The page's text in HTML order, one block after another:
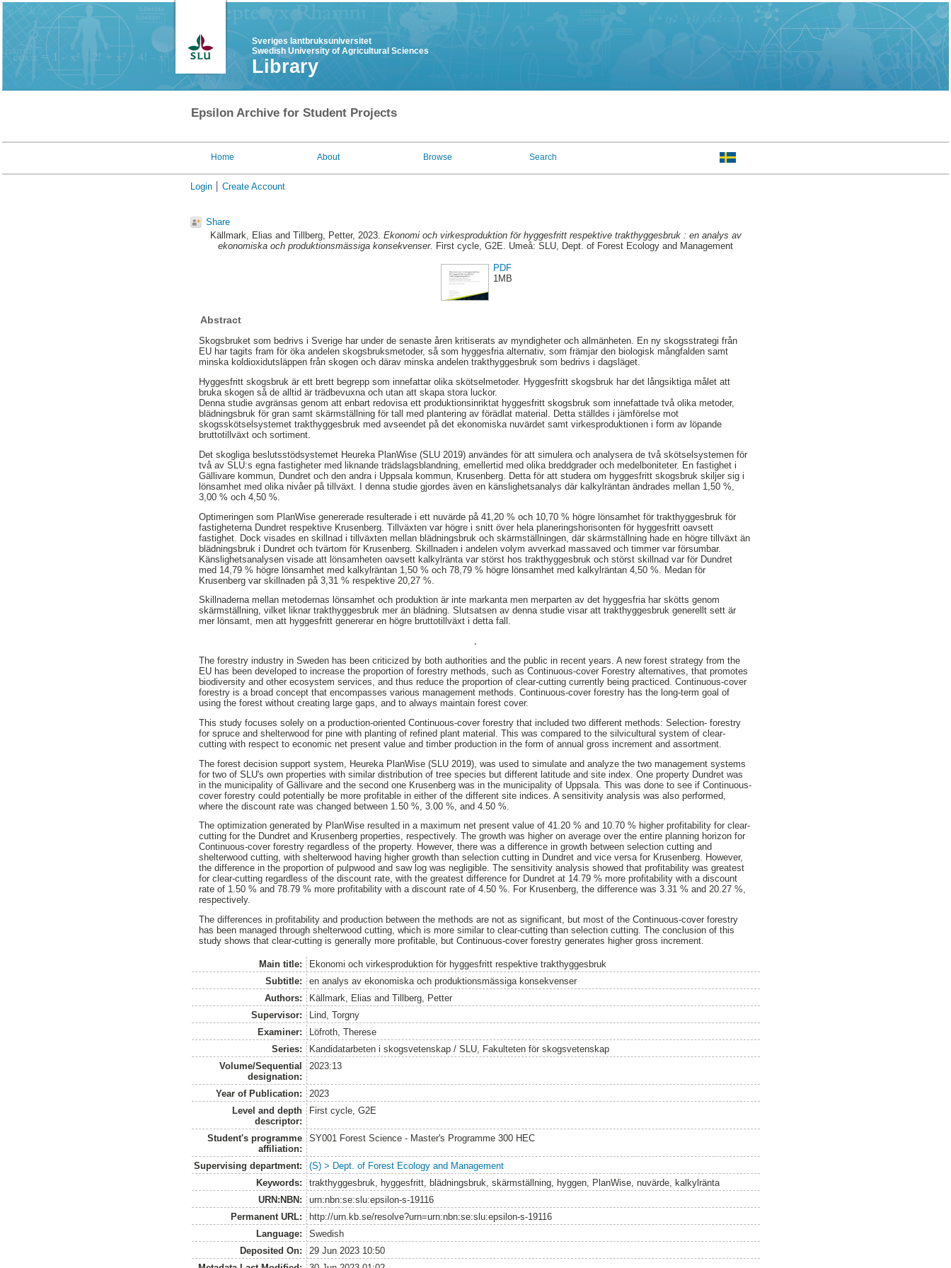
Sveriges lantbruksuniversitet
Swedish University of Agricultural Sciences
Library
Epsilon Archive for Student Projects
Home About Browse Search
Login Create Account
Share
Källmark, Elias and Tillberg, Petter, 2023. Ekonomi och virkesproduktion för hyggesfritt respektive trakthyggesbruk : en analys av
ekonomiska och produktionsmässiga konsekvenser. First cycle, G2E. Umeå: SLU, Dept. of Forest Ecology and Management
PDF
1MB
Abstract
Skogsbruket som bedrivs i Sverige har under de senaste åren kritiserats av myndigheter och allmänheten. En ny skogsstrategi från
EU har tagits fram för öka andelen skogsbruksmetoder, så som hyggesfria alternativ, som främjar den biologisk mångfalden samt
minska koldioxidutsläppen från skogen och därav minska andelen trakthyggesbruk som bedrivs i dagsläget.
Hyggesfritt skogsbruk är ett brett begrepp som innefattar olika skötselmetoder. Hyggesfritt skogsbruk har det långsiktiga målet att
bruka skogen så de alltid är trädbevuxna och utan att skapa stora luckor.
Denna studie avgränsas genom att enbart redovisa ett produktionsinriktat hyggesfritt skogsbruk som innefattade två olika metoder,
blädningsbruk för gran samt skärmställning för tall med plantering av förädlat material. Detta ställdes i jämförelse mot
skogsskötselsystemet trakthyggesbruk med avseendet på det ekonomiska nuvärdet samt virkesproduktionen i form av löpande
bruttotillväxt och sortiment.
Det skogliga beslutsstödsystemet Heureka PlanWise (SLU 2019) användes för att simulera och analysera de två skötselsystemen för
två av SLU:s egna fastigheter med liknande trädslagsblandning, emellertid med olika breddgrader och medelboniteter. En fastighet i
Gällivare kommun, Dundret och den andra i Uppsala kommun, Krusenberg. Detta för att studera om hyggesfritt skogsbruk skiljer sig i
lönsamhet med olika nivåer på tillväxt. I denna studie gjordes även en känslighetsanalys där kalkylräntan ändrades mellan 1,50 %,
3,00 % och 4,50 %.
Optimeringen som PlanWise genererade resulterade i ett nuvärde på 41,20 % och 10,70 % högre lönsamhet för trakthyggesbruk för
fastigheterna Dundret respektive Krusenberg. Tillväxten var högre i snitt över hela planeringshorisonten för hyggesfritt oavsett
fastighet. Dock visades en skillnad i tillväxten mellan blädningsbruk och skärmställningen, där skärmställning hade en högre tillväxt än
blädningsbruk i Dundret och tvärtom för Krusenberg. Skillnaden i andelen volym avverkad massaved och timmer var försumbar.
Känslighetsanalysen visade att lönsamheten oavsett kalkylränta var störst hos trakthyggesbruk och störst skillnad var för Dundret
med 14,79 % högre lönsamhet med kalkylräntan 1,50 % och 78,79 % högre lönsamhet med kalkylräntan 4,50 %. Medan för
Krusenberg var skillnaden på 3,31 % respektive 20,27 %.
Skillnaderna mellan metodernas lönsamhet och produktion är inte markanta men merparten av det hyggesfria har skötts genom
skärmställning, vilket liknar trakthyggesbruk mer än blädning. Slutsatsen av denna studie visar att trakthyggesbruk generellt sett är
mer lönsamt, men att hyggesfritt genererar en högre bruttotillväxt i detta fall.
,
The forestry industry in Sweden has been criticized by both authorities and the public in recent years. A new forest strategy from the
EU has been developed to increase the proportion of forestry methods, such as Continuous-cover Forestry alternatives, that promotes
biodiversity and other ecosystem services, and thus reduce the proportion of clear-cutting currently being practiced. Continuous-cover
forestry is a broad concept that encompasses various management methods. Continuous-cover forestry has the long-term goal of
using the forest without creating large gaps, and to always maintain forest cover.
This study focuses solely on a production-oriented Continuous-cover forestry that included two different methods: Selection- forestry
for spruce and shelterwood for pine with planting of refined plant material. This was compared to the silvicultural system of clear-
cutting with respect to economic net present value and timber production in the form of annual gross increment and assortment.
The forest decision support system, Heureka PlanWise (SLU 2019), was used to simulate and analyze the two management systems
for two of SLU's own properties with similar distribution of tree species but different latitude and site index. One property Dundret was
in the municipality of Gällivare and the second one Krusenberg was in the municipality of Uppsala. This was done to see if Continuous-
cover forestry could potentially be more profitable in either of the different site indices. A sensitivity analysis was also performed,
where the discount rate was changed between 1.50 %, 3.00 %, and 4.50 %.
The optimization generated by PlanWise resulted in a maximum net present value of 41.20 % and 10.70 % higher profitability for clear-
cutting for the Dundret and Krusenberg properties, respectively. The growth was higher on average over the entire planning horizon for
Continuous-cover forestry regardless of the property. However, there was a difference in growth between selection cutting and
shelterwood cutting, with shelterwood having higher growth than selection cutting in Dundret and vice versa for Krusenberg. However,
the difference in the proportion of pulpwood and saw log was negligible. The sensitivity analysis showed that profitability was greatest
for clear-cutting regardless of the discount rate, with the greatest difference for Dundret at 14.79 % more profitability with a discount
rate of 1.50 % and 78.79 % more profitability with a discount rate of 4.50 %. For Krusenberg, the difference was 3.31 % and 20.27 %,
respectively.
The differences in profitability and production between the methods are not as significant, but most of the Continuous-cover forestry
has been managed through shelterwood cutting, which is more similar to clear-cutting than selection cutting. The conclusion of this
study shows that clear-cutting is generally more profitable, but Continuous-cover forestry generates higher gross increment.
Main title:
Ekonomi och virkesproduktion för hyggesfritt respektive trakthyggesbruk
Subtitle:
en analys av ekonomiska och produktionsmässiga konsekvenser
Authors:
Källmark, Elias and Tillberg, Petter
Supervisor:
Lind, Torgny
Examiner:
Löfroth, Therese
Series:
Kandidatarbeten i skogsvetenskap / SLU, Fakulteten för skogsvetenskap
Volume/Sequential
designation:
2023:13
Year of Publication:
2023
Level and depth
descriptor:
First cycle, G2E
Student's programme
affiliation:
SY001 Forest Science - Master's Programme 300 HEC
Supervising department:
(S) > Dept. of Forest Ecology and Management
Keywords:
trakthyggesbruk, hyggesfritt, blädningsbruk, skärmställning, hyggen, PlanWise, nuvärde, kalkylränta
URN:NBN:
urn:nbn:se:slu:epsilon-s-19116
Permanent URL:
http://urn.kb.se/resolve?urn=urn:nbn:se:slu:epsilon-s-19116
Language:
Swedish
Deposited On:
29 Jun 2023 10:50